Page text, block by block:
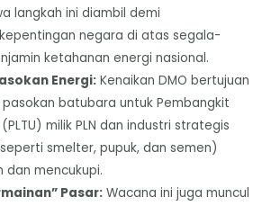
langkah ini diambil demi
negara di atas segala-
ketahanan energi nasional.
Energi: Kenaikan DMO bertujuan
batubara untuk Pembangkit
milik PLN dan industri strategis
smelter, pupuk, dan semen)
mencukupi.
Pasar: Wacana ini juga muncul